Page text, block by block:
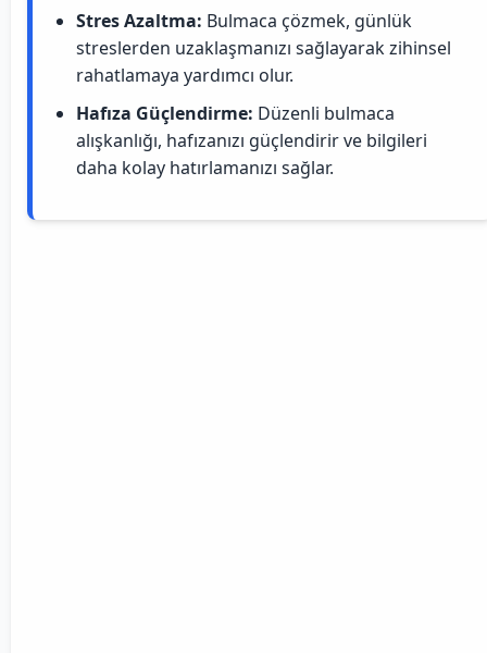
Stres Azaltma: Bulmaca çözmek, günlük
streslerden uzaklaşmanızı sağlayarak zihinsel
rahatlamaya yardımcı olur.
Hafıza Güçlendirme: Düzenli bulmaca
alışkanlığı, hafızanızı güçlendirir ve bilgileri
daha kolay hatırlamanızı sağlar.